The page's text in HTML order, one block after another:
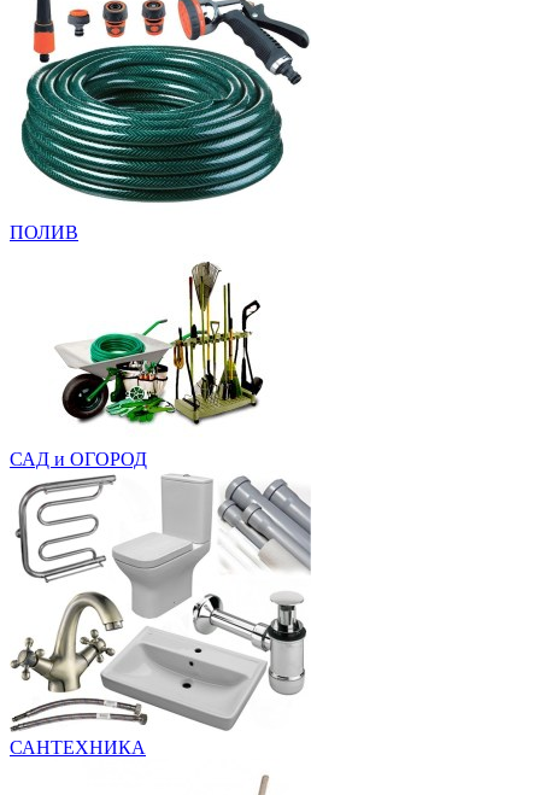
ПОЛИВ
САД и ОГОРОД
САНТЕХНИКА